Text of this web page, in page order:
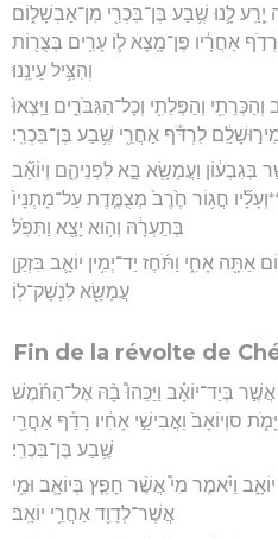
יֵ֧רַֽע לָ֛נוּ שֶׁ֥בַע בֶּן־בִּכְרִ֖י מִן־אַבְשָׁל֑וֹם
אַחֲרָ֔יו פֶּן־מָ֥צָא ל֛וֹ עָרִ֥ים בְּצֻר֖וֹת
וְהִצִּ֥יל עֵינֵֽנוּ׃
וְהַכְּרֵתִ֥י וְהַפְּלֵתִ֖י וְכָל־הַגִּבֹּרִ֑ים וַיֵּֽצְאוּ֙
לִרְדֹּ֕ף אַחֲרֵ֖י שֶׁ֥בַע בֶּן־בִּכְרִֽי׃
בְּגִבְע֔וֹן וַעֲמָשָׂ֖א בָּ֣א לִפְנֵיהֶ֑ם וְיוֹאָ֞ב
חֲג֥וֹר חֶ֙רֶב֙ מְצֻמֶּ֤דֶת עַל־מָתְנָיו֙
בְּתַעְרָ֔הּ וְה֥וּא יָצָ֖א וַתִּפֹּֽל׃
אַתָּ֖ה אָחִ֑י וַתֹּ֜חֶז יַד־יְמִ֥ין יוֹאָ֛ב בִּזְקַ֥ן
עֲמָשָׂ֖א לִנְשָׁק־לֽוֹ׃
Fin de la révolte de
בְּיַד־יוֹאָ֗ב וַיַּכֵּהוּ֩ בָ֨הּ אֶל־הַחֹ֜מֶשׁ
סוְיוֹאָב֙ וַאֲבִישַׁ֣י אָחִ֔יו רָדַ֕ף אַחֲרֵ֖י
שֶׁ֥בַע בֶּן־בִּכְרִֽי׃
וַיֹּ֗אמֶר מִי֩ אֲשֶׁ֨ר חָפֵ֧ץ בְּיוֹאָ֛ב וּמִ֥י
אֲשֶׁר־לְדָוִ֖ד אַחֲרֵ֥י יוֹאָֽב׃